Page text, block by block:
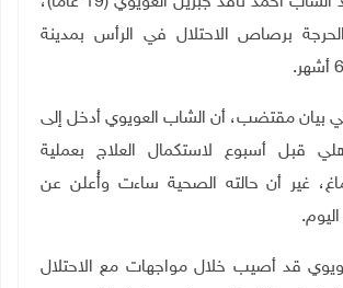
الحرجة برصاص الاحتلال في الرأس بمدينة
في بيان مقتضب، أن الشاب العويوي أدخل إلى
قبل أسبوع لاستكمال العلاج بعملية
غير أن حالته الصحية ساءت وأُعلن عن
قد أصيب خلال مواجهات مع الاحتلال